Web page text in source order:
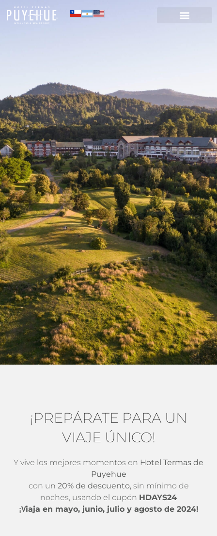
¡PREPÁRATE PARA UN
VIAJE ÚNICO!
Y vive los mejores momentos en Hotel Termas de
Puyehue
con un 20% de descuento,sin mínimo de
noches, usando el cupón HDAYS24
¡Viaja en mayo, junio, julio y agosto de 2024!